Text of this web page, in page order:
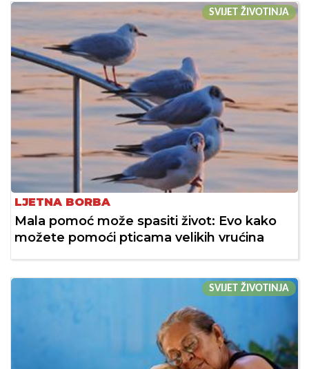
SVIJET ŽIVOTINJA
LJETNA BORBA
Mala pomoć može spasiti život: Evo kako
možete pomoći pticama velikih vrućina
SVIJET ŽIVOTINJA